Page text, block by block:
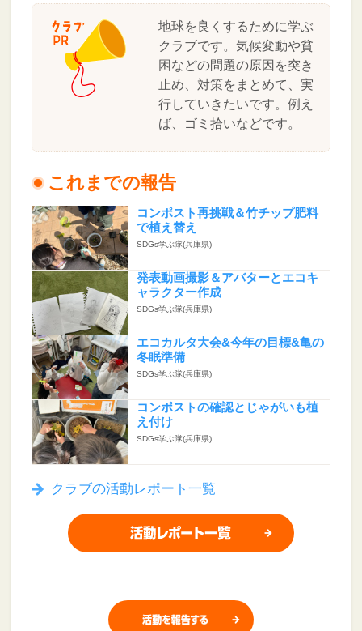
地球を良くするために学ぶ
クラブです。気候変動や貧
困などの問題の原因を突き
止め、対策をまとめて、実
行していきたいです。例え
ば、ゴミ拾いなどです。
これまでの報告
コンポスト再挑戦＆竹チップ肥料
で植え替え
SDGs学ぶ隊(兵庫県)
発表動画撮影＆アバターとエコキ
ャラクター作成
SDGs学ぶ隊(兵庫県)
エコカルタ大会&今年の目標&亀の
冬眠準備
SDGs学ぶ隊(兵庫県)
コンポストの確認とじゃがいも植
え付け
SDGs学ぶ隊(兵庫県)
クラブの活動レポート一覧